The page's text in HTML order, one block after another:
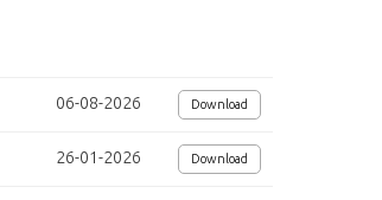
mm
06-08-2026 Download
26-01-2026 Download